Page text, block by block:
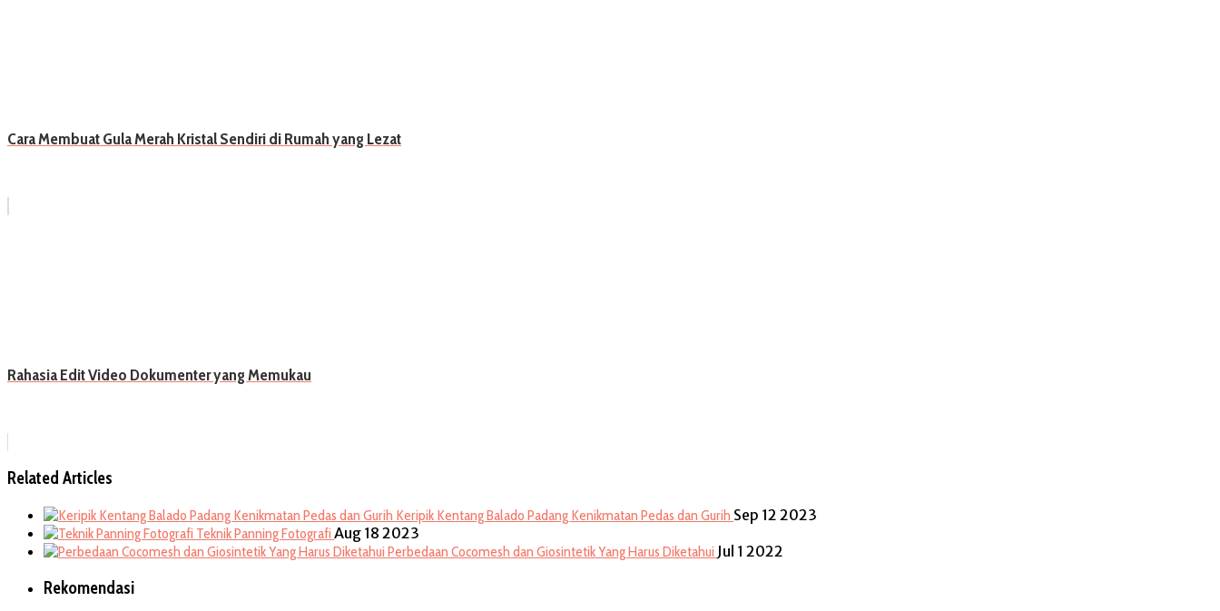
Cara Membuat Gula Merah Kristal Sendiri di Rumah yang Lezat
Rahasia Edit Video Dokumenter yang Memukau
Related Articles
Keripik Kentang Balado Padang Kenikmatan Pedas dan Gurih Sep 12 2023
Teknik Panning Fotografi Aug 18 2023
Perbedaan Cocomesh dan Giosintetik Yang Harus Diketahui Jul 1 2022
Rekomendasi